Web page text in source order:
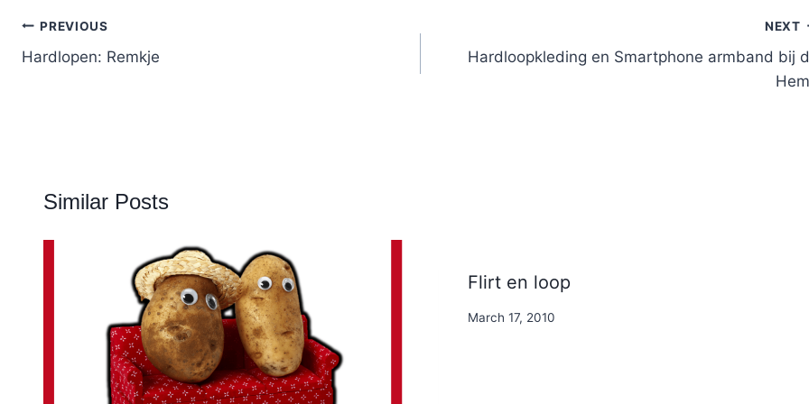
Post
navigation
PREVIOUS
Hardlopen: Remkje
NEXT
Hardloopkleding en Smartphone armband bij
Similar Posts
Flirt en loop
By
March 17, 2010